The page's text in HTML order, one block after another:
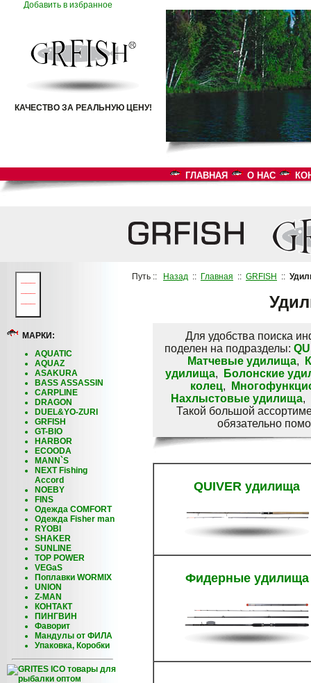
Добавить в избранное
КАЧЕСТВО ЗА РЕАЛЬНУЮ ЦЕНУ!
ГЛАВНАЯ О НАС
МАРКИ:
AQUATIC
AQUAZ
ASAKURA
BASS ASSASSIN
CARPLINE
DRAGON
DUEL&YO-ZURI
GRFISH
GT-BIO
HARBOR
ECOODA
MANN`S
NEXT Fishing
Accord
NOEBY
FINS
Одежда COMFORT
Одежда Fisher man
RYOBI
SHAKER
SUNLINE
TOP POWER
VEGaS
Поплавки WORMIX
UNION
Z-MAN
КОНТАКТ
ПИНГВИН
Фаворит
Мандулы от ФИЛА
Упаковка, Коробки
Путь :: Назад :: Главная :: GRFISH ::
Для удобства поиска
поделен на подразделы:
Матчевые удилища,
удилища,
Болонские
колец,
Нахлыстовые удилища,
Такой большой
обязательно
QUIVER удилища
Фидерные удилища